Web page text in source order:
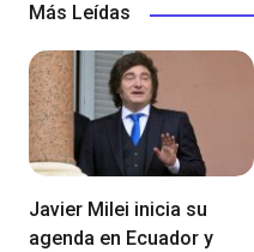
Más Leídas
Javier Milei inicia su
agenda en Ecuador y